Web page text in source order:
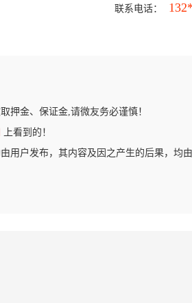
联系电话：
押金、保证金,请微友务必谨慎！
上看到的！
用户发布，其内容及因之产生的后果，均